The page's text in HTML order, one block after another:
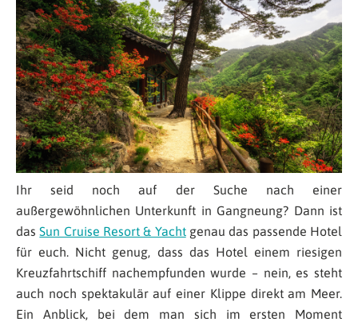
Ihr seid noch auf der Suche nach einer
außergewöhnlichen Unterkunft in Gangneung? Dann ist
dasSun Cruise Resort & Yachtgenau das passende Hotel
für euch. Nicht genug, dass das Hotel einem riesigen
Kreuzfahrtschiff nachempfunden wurde – nein, es steht
auch noch spektakulär auf einer Klippe direkt am Meer.
Ein Anblick, bei dem man sich im ersten Moment